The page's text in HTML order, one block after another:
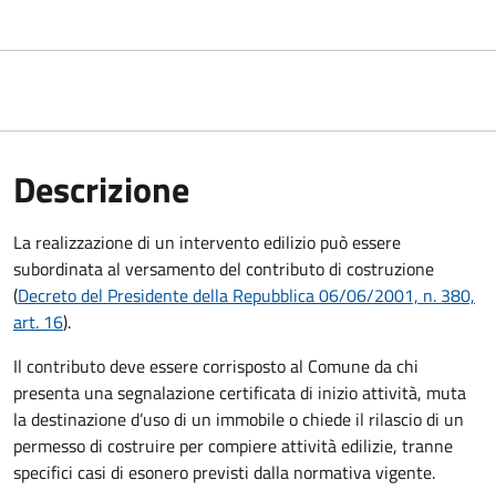
Descrizione
La realizzazione di un intervento edilizio può essere
subordinata al versamento del contributo di costruzione
(Decreto del Presidente della Repubblica 06/06/2001, n. 380,
art. 16).
Il contributo deve essere corrisposto al Comune da chi
presenta una segnalazione certificata di inizio attività, muta
la destinazione d’uso di un immobile o chiede il rilascio di un
permesso di costruire per compiere attività edilizie, tranne
specifici casi di esonero previsti dalla normativa vigente.